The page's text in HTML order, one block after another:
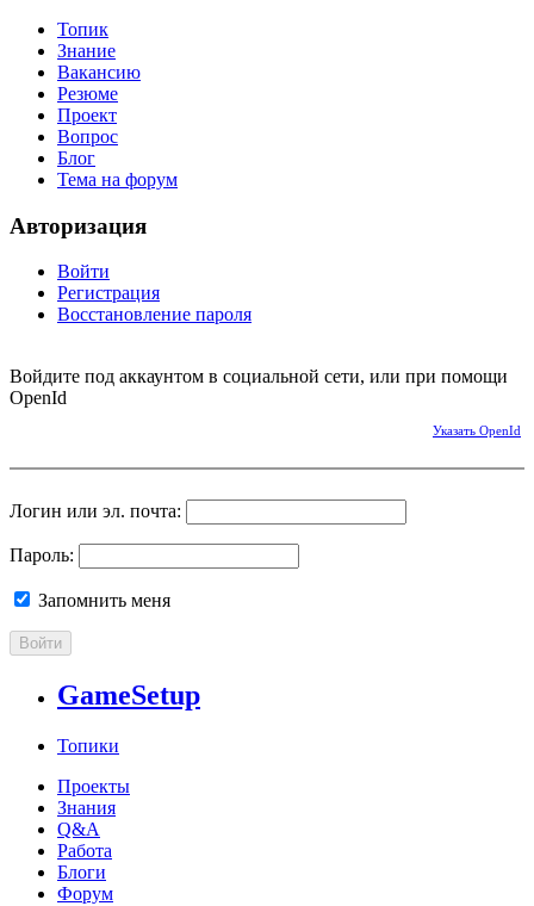
Топик
Знание
Вакансию
Резюме
Проект
Вопрос
Блог
Тема на форум
Авторизация
Войти
Регистрация
Восстановление пароля
Войдите под аккаунтом в социальной сети, или при помощи
OpenId
Указать OpenId
Логин или эл. почта:
Пароль:
Запомнить меня
Войти
GameSetup
Топики
Проекты
Знания
Q&A
Работа
Блоги
Форум